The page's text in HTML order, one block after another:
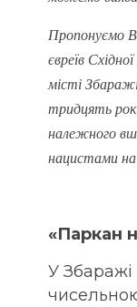
Пропонуємо
євреїв
місті
тридцять
належного
нацистами
«Паркан
У Збаражі